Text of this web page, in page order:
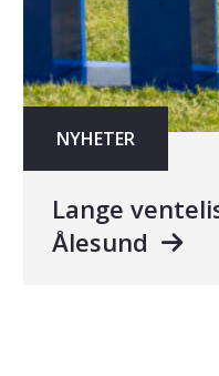
NYHETER
Lange
Ålesund